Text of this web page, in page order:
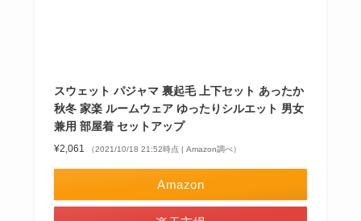
スウェット パジャマ 裏起毛 上下セット あったか
秋冬 家楽 ルームウェア ゆったりシルエット 男女
兼用 部屋着 セットアップ
¥2,061 （2021/10/18 21:52時点 | Amazon調べ）
Amazon